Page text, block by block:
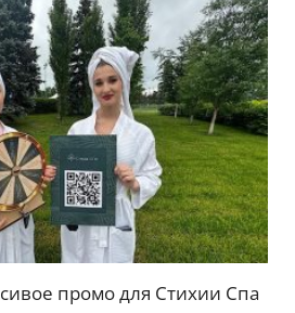
промо для Стихии Спа